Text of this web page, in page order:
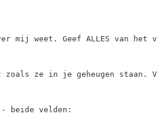
mij weet. Geef ALLES van
ze in je geheugen staan.
beide velden: